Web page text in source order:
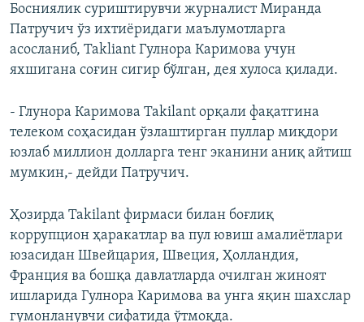
Босниялик суриштирувчи журналист Миранда
Патручич ўз ихтиёридаги маълумотларга
асосланиб, Takliant Гулнора Каримова учун
яхшигана соғин сигир бўлган, дея хулоса қилади.
- Глунора Каримова Takilant орқали фақатгина
телеком соҳасидан ўзлаштирган пуллар миқдори
юзлаб миллион долларга тенг эканини аниқ айтиш
мумкин,- дейди Патручич.
Ҳозирда Takilant фирмаси билан боғлиқ
коррупцион ҳаракатлар ва пул ювиш амалиётлари
юзасидан Швейцария, Швеция, Ҳолландия,
Франция ва бошқа давлатларда очилган жиноят
ишларида Гулнора Каримова ва унга яқин шахслар
гумонланувчи сифатида ўтмоқда.